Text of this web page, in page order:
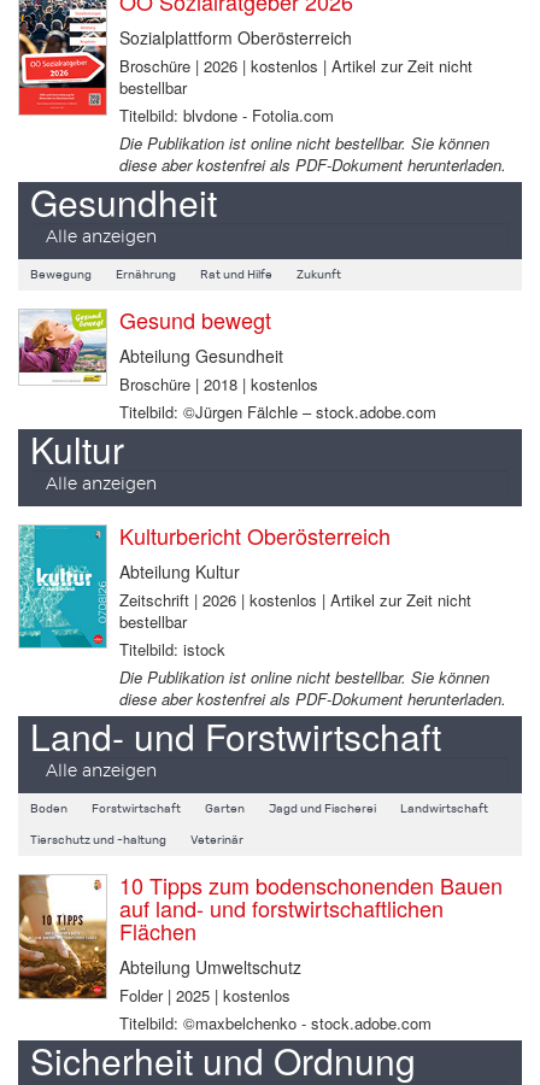
Sozialplattform Oberösterreich
Broschüre | 2026 | kostenlos | Artikel zur Zeit nicht
bestellbar
Titelbild: blvdone - Fotolia.com
Die Publikation ist online nicht bestellbar. Sie können
diese aber kostenfrei als PDF-Dokument herunterladen.
Gesundheit
Alle anzeigen
Bewegung Ernährung Rat und Hilfe Zukunft
Gesund bewegt
Abteilung Gesundheit
Broschüre | 2018 | kostenlos
Titelbild: ©Jürgen Fälchle – stock.adobe.com
Kultur
Alle anzeigen
Kulturbericht Oberösterreich
Abteilung Kultur
Zeitschrift | 2026 | kostenlos | Artikel zur Zeit nicht
bestellbar
Titelbild: istock
Die Publikation ist online nicht bestellbar. Sie können
diese aber kostenfrei als PDF-Dokument herunterladen.
Land- und Forstwirtschaft
Alle anzeigen
Boden Forstwirtschaft Garten Jagd und Fischerei Landwirtschaft
Tierschutz und -haltung Veterinär
10 Tipps zum bodenschonenden Bauen
auf land- und forstwirtschaftlichen
Flächen
Abteilung Umweltschutz
Folder | 2025 | kostenlos
Titelbild: ©maxbelchenko - stock.adobe.com
Sicherheit und Ordnung